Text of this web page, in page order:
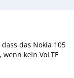
das Nokia 105
kein VoLTE